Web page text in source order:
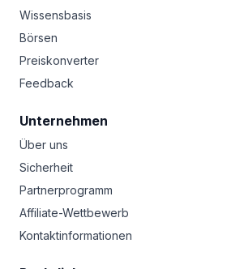
Wissensbasis
Börsen
Preiskonverter
Feedback
Unternehmen
Über uns
Sicherheit
Partnerprogramm
Affiliate-Wettbewerb
Kontaktinformationen